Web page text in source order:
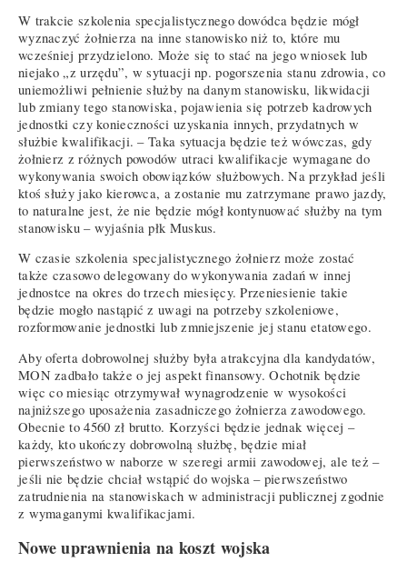
W trakcie szkolenia specjalistycznego dowódca będzie mógł
wyznaczyć żołnierza na inne stanowisko niż to, które mu
wcześniej przydzielono. Może się to stać na jego wniosek lub
niejako „z urzędu”, w sytuacji np. pogorszenia stanu zdrowia, co
uniemożliwi pełnienie służby na danym stanowisku, likwidacji
lub zmiany tego stanowiska, pojawienia się potrzeb kadrowych
jednostki czy konieczności uzyskania innych, przydatnych w
służbie kwalifikacji. – Taka sytuacja będzie też wówczas, gdy
żołnierz z różnych powodów utraci kwalifikacje wymagane do
wykonywania swoich obowiązków służbowych. Na przykład jeśli
ktoś służy jako kierowca, a zostanie mu zatrzymane prawo jazdy,
to naturalne jest, że nie będzie mógł kontynuować służby na tym
stanowisku – wyjaśnia płk Muskus.
W czasie szkolenia specjalistycznego żołnierz może zostać
także czasowo delegowany do wykonywania zadań w innej
jednostce na okres do trzech miesięcy. Przeniesienie takie
będzie mogło nastąpić z uwagi na potrzeby szkoleniowe,
rozformowanie jednostki lub zmniejszenie jej stanu etatowego.
Aby oferta dobrowolnej służby była atrakcyjna dla kandydatów,
MON zadbało także o jej aspekt finansowy. Ochotnik będzie
więc co miesiąc otrzymywał wynagrodzenie w wysokości
najniższego uposażenia zasadniczego żołnierza zawodowego.
Obecnie to 4560 zł brutto. Korzyści będzie jednak więcej –
każdy, kto ukończy dobrowolną służbę, będzie miał
pierwszeństwo w naborze w szeregi armii zawodowej, ale też –
jeśli nie będzie chciał wstąpić do wojska – pierwszeństwo
zatrudnienia na stanowiskach w administracji publicznej zgodnie
z wymaganymi kwalifikacjami.
Nowe uprawnienia na koszt wojska